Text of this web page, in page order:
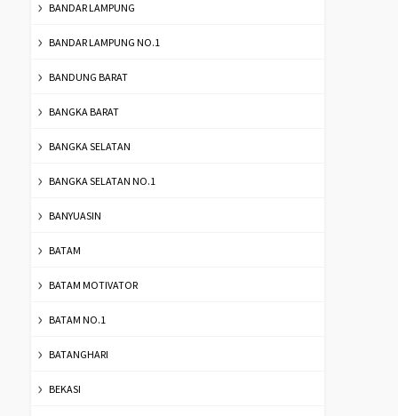
BANDAR LAMPUNG
BANDAR LAMPUNG NO.1
BANDUNG BARAT
BANGKA BARAT
BANGKA SELATAN
BANGKA SELATAN NO.1
BANYUASIN
BATAM
BATAM MOTIVATOR
BATAM NO.1
BATANGHARI
BEKASI